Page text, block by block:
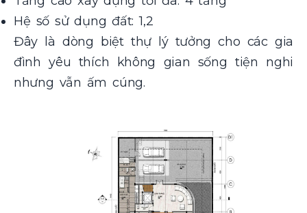
Hệ số sử dụng đất: 1,2
Đây là dòng biệt thự lý tưởng cho các gia
đình yêu thích không gian sống tiện nghi
nhưng vẫn ấm cúng.